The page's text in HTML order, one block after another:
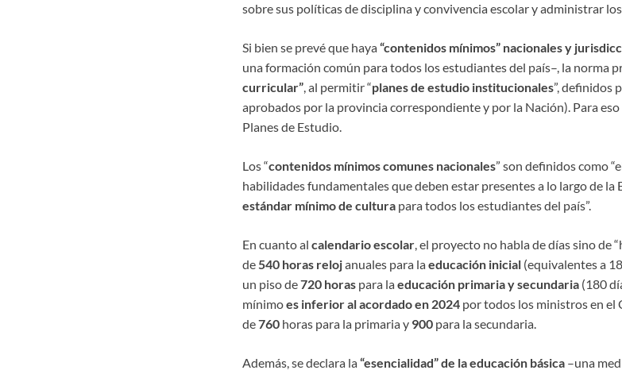
sobre sus políticas de disciplina y convivencia escolar y administrar
Si bien se prevé que haya“contenidos mínimos” nacionales y
una formación común para todos los estudiantes del país–, la norma
curricular”, al permitir “planes de estudio institucionales”, definidos
aprobados por la provincia correspondiente y por la Nación). Para
Planes de Estudio.
Los “contenidos mínimos comunes nacionales” son definidos como
habilidades fundamentales que deben estar presentes a lo largo de la
estándar mínimo de culturapara todos los estudiantes del país”.
En cuanto al calendario escolar, el proyecto no habla de días sino de
de540 horas relojanuales para laeducación inicial (equivalentes a
un piso de720 horaspara laeducación primaria y secundaria (180
mínimoes inferior al acordado en 2024por todos los ministros en el
de760horas para la primaria y 900para la secundaria.
Además, se declara la“esencialidad” de la educación básica –una